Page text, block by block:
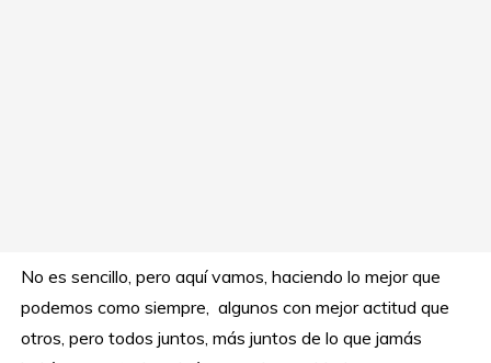
No es sencillo, pero aquí vamos, haciendo lo mejor que
podemos como siempre, algunos con mejor actitud que
otros, pero todos juntos, más juntos de lo que jamás